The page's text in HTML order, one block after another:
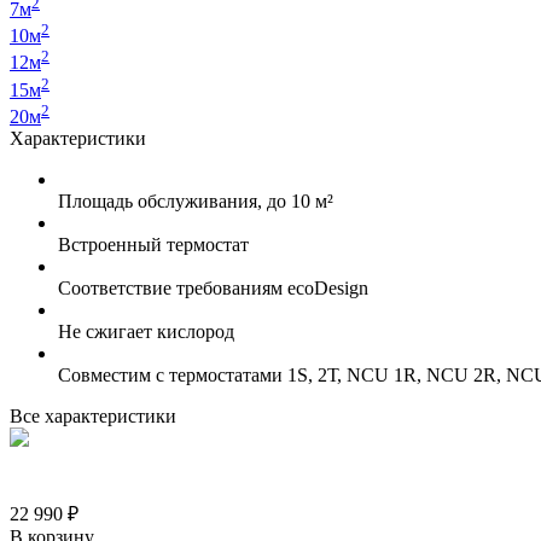
7м
10м2
12м2
15м2
20м2
Характеристики
Площадь обслуживания, до 10 м²
Встроенный термостат
Соответствие требованиям ecoDesign
Не сжигает кислород
Совместим с термостатами 1S, 2Т, NCU 1R, NCU 2R,
Все характеристики
22 990 ₽
В корзину